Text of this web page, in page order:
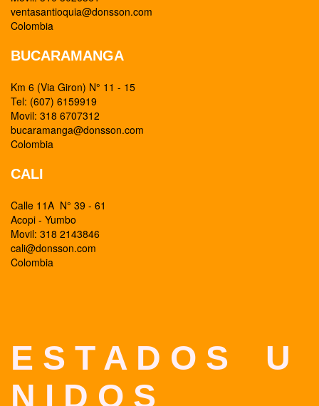
ventasantioquia@donsson.com
Colombia
BUCARAMANGA
Km 6 (Via Giron) N° 11 - 15
Tel: (607) 6159919
Movil: 318 6707312
bucaramanga@donsson.com
Colombia
CALI
Calle 11A N° 39 - 61
Acopi - Yumbo
Movil: 318 2143846
cali@donsson.com
Colombia
E S T A D O S U
N I D O S